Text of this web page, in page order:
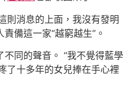
則消息的上面，我沒有發明
備這一家“越窮越生”。
不同的聲音。 “我不覺得藍學
了十多年的女兒捧在手心裡